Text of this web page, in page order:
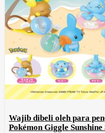
Wajib dibeli oleh para
Pokémon Giggle Sunshine